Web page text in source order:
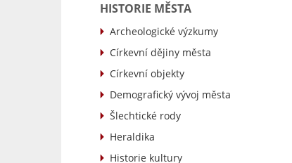
HISTORIE MĚSTA
Archeologické výzkumy
Církevní dějiny města
Církevní objekty
Demografický vývoj města
Šlechtické rody
Heraldika
Historie kultury